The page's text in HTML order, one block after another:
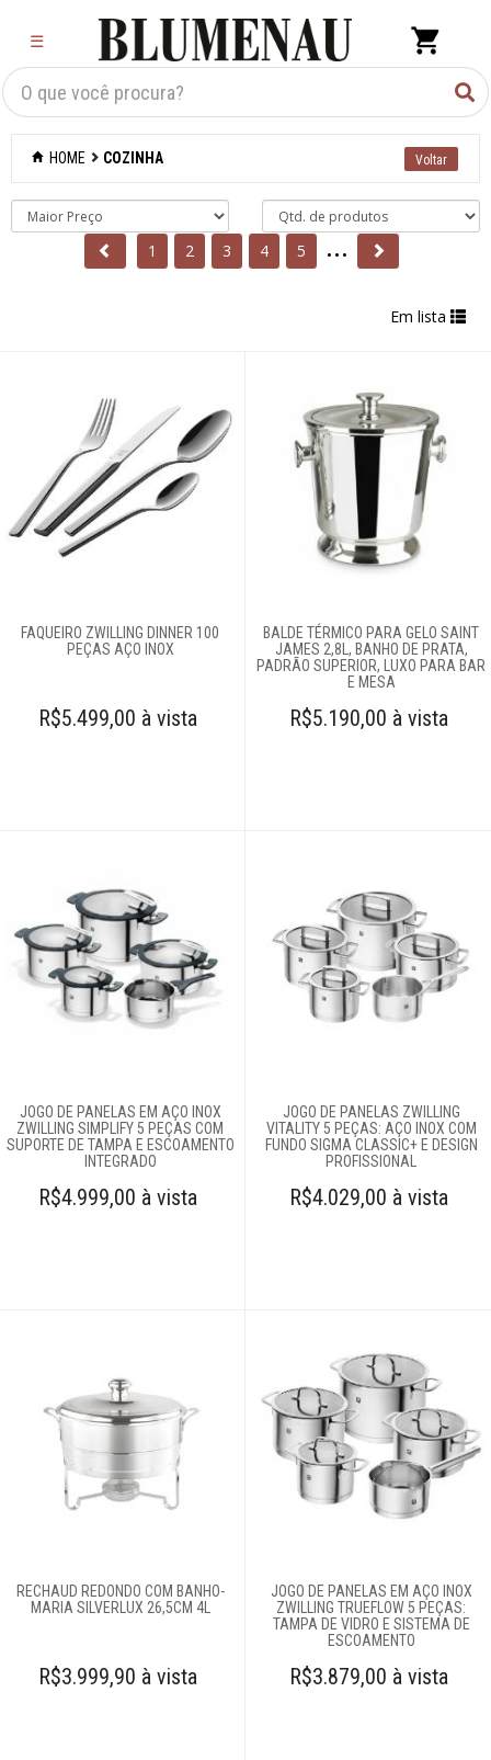
☰
Criar Lista×
Organização
Acessórios para
confeitaria
Acessórios para
organizar
Acessórios para
servir
Linha infantil
Móveis
Decoração
Pesquisar Lista
Conosco
HOME COZINHA
1 2 3 4 5 ...
Em lista
FAQUEIRO ZWILLING DINNER 100
PEÇAS AÇO INOX
R$5.499,00 à vista
BALDE TÉRMICO PARA GELO SAINT
JAMES 2,8L, BANHO DE PRATA,
PADRÃO SUPERIOR, LUXO PARA BAR
E MESA
R$5.190,00 à vista
JOGO DE PANELAS EM AÇO INOX
ZWILLING SIMPLIFY 5 PEÇAS COM
SUPORTE DE TAMPA E ESCOAMENTO
INTEGRADO
R$4.999,00 à vista
JOGO DE PANELAS ZWILLING
VITALITY 5 PEÇAS: AÇO INOX COM
FUNDO SIGMA CLASSIC+ E DESIGN
PROFISSIONAL
R$4.029,00 à vista
RECHAUD REDONDO COM BANHO-
MARIA SILVERLUX 26,5CM 4L
R$3.999,90 à vista
JOGO DE PANELAS EM AÇO INOX
ZWILLING TRUEFLOW 5 PEÇAS:
TAMPA DE VIDRO E SISTEMA DE
ESCOAMENTO
R$3.879,00 à vista